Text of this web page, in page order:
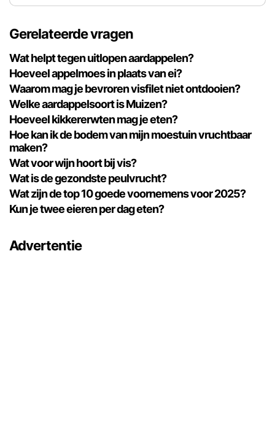
Gerelateerde vragen
Wat helpt tegen uitlopen aardappelen?
Hoeveel appelmoes in plaats van ei?
Waarom mag je bevroren visfilet niet ontdooien?
Welke aardappelsoort is Muizen?
Hoeveel kikkererwten mag je eten?
Hoe kan ik de bodem van mijn moestuin vruchtbaar
maken?
Wat voor wijn hoort bij vis?
Wat is de gezondste peulvrucht?
Wat zijn de top 10 goede voornemens voor 2025?
Kun je twee eieren per dag eten?
Advertentie